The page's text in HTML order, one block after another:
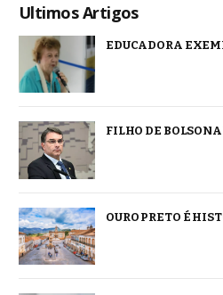
Ultimos Artigos
EDUCADORA
FILHO DE
OURO PRETO É